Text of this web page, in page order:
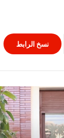
نسخ الرابط
برنامج
والمتوسطة
الفم
رئيس
استثمارية
مدينة